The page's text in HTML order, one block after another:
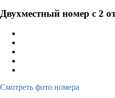
Двухместный номер с 2
Смотреть фото номера